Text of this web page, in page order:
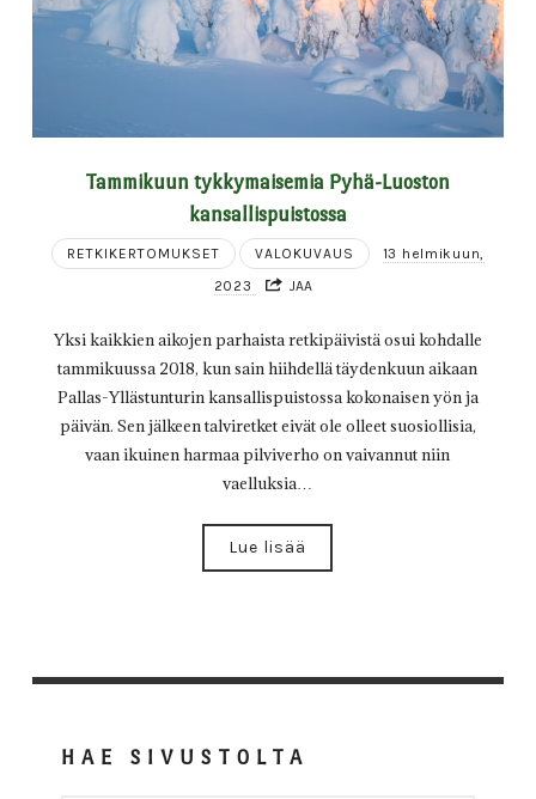
Tammikuun tykkymaisemia Pyhä-Luoston
kansallispuistossa
RETKIKERTOMUKSET VALOKUVAUS
13 helmikuun,
2023
JAA
Yksi kaikkien aikojen parhaista retkipäivistä osui kohdalle
tammikuussa 2018, kun sain hiihdellä täydenkuun aikaan
Pallas-Yllästunturin kansallispuistossa kokonaisen yön ja
päivän. Sen jälkeen talviretket eivät ole olleet suosiollisia,
vaan ikuinen harmaa pilviverho on vaivannut niin
vaelluksia…
Lue lisää
HAE SIVUSTOLTA